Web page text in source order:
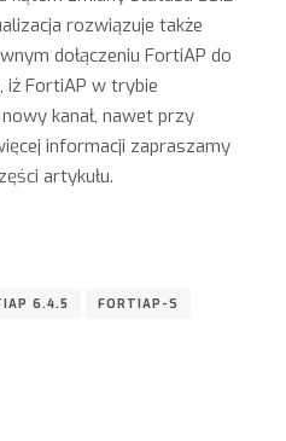
rozwiązuje także
dołączeniu FortiAP do
iż FortiAP w trybie
kanał, nawet przy
informacji zapraszamy
artykułu.
6.4.5 FORTIAP-S